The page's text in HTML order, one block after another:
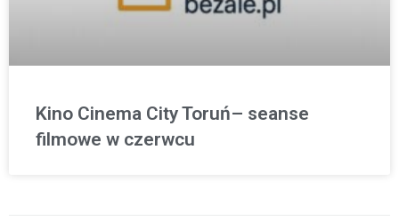
Kino Cinema City Toruń– seanse
filmowe w czerwcu